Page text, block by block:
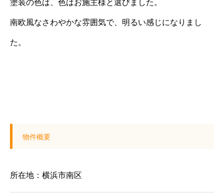
塗装の色は、色はお施主様と選びました。
南欧風なさわやかな雰囲気で、明るい感じになりまし
た。
物件概要
所在地：横浜市南区